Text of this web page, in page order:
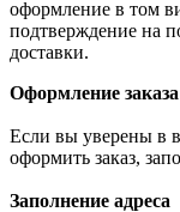
оформление в том
подтверждение на
доставки.
Оформление
Если вы уверены в
оформить заказ,
Заполнение адреса